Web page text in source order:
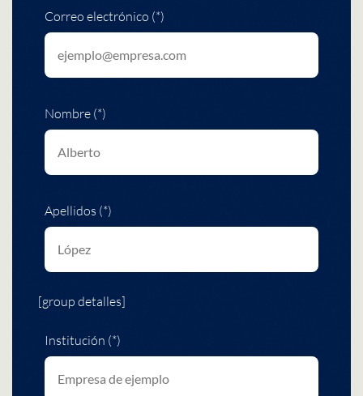
Correo electrónico (*)
Nombre (*)
Apellidos (*)
[group detalles]
Institución (*)